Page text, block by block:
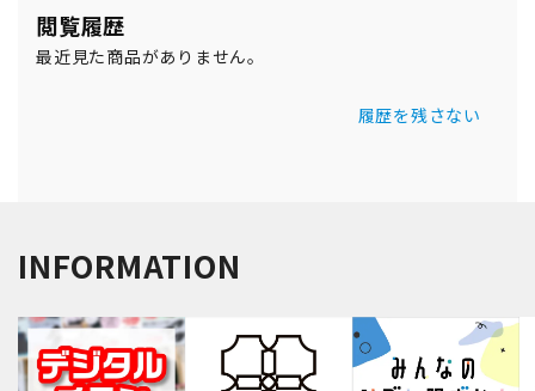
閲覧履歴
最近見た商品がありません。
履歴を残さない
INFORMATION